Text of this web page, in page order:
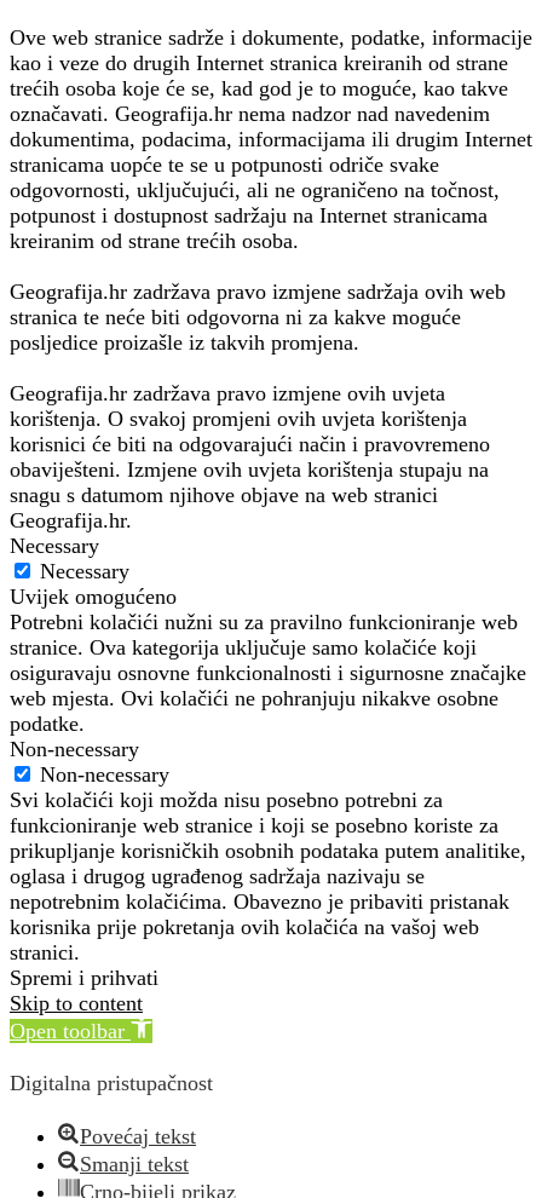
Ove web stranice sadrže i dokumente, podatke, informacije
kao i veze do drugih Internet stranica kreiranih od strane
trećih osoba koje će se, kad god je to moguće, kao takve
označavati. Geografija.hr nema nadzor nad navedenim
dokumentima, podacima, informacijama ili drugim Internet
stranicama uopće te se u potpunosti odriče svake
odgovornosti, uključujući, ali ne ograničeno na točnost,
potpunost i dostupnost sadržaju na Internet stranicama
kreiranim od strane trećih osoba.
Geografija.hr zadržava pravo izmjene sadržaja ovih web
stranica te neće biti odgovorna ni za kakve moguće
posljedice proizašle iz takvih promjena.
Geografija.hr zadržava pravo izmjene ovih uvjeta
korištenja. O svakoj promjeni ovih uvjeta korištenja
korisnici će biti na odgovarajući način i pravovremeno
obaviješteni. Izmjene ovih uvjeta korištenja stupaju na
snagu s datumom njihove objave na web stranici
Geografija.hr.
Necessary
Necessary
Uvijek omogućeno
Potrebni kolačići nužni su za pravilno funkcioniranje web
stranice. Ova kategorija uključuje samo kolačiće koji
osiguravaju osnovne funkcionalnosti i sigurnosne značajke
web mjesta. Ovi kolačići ne pohranjuju nikakve osobne
podatke.
Non-necessary
Non-necessary
Svi kolačići koji možda nisu posebno potrebni za
funkcioniranje web stranice i koji se posebno koriste za
prikupljanje korisničkih osobnih podataka putem analitike,
oglasa i drugog ugrađenog sadržaja nazivaju se
nepotrebnim kolačićima. Obavezno je pribaviti pristanak
korisnika prije pokretanja ovih kolačića na vašoj web
stranici.
Spremi i prihvati
Skip to content
Open toolbar
Digitalna pristupačnost
Povećaj tekst
Smanji tekst
Crno-bijeli prikaz